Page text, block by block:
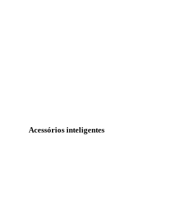
Acessórios inteligentes